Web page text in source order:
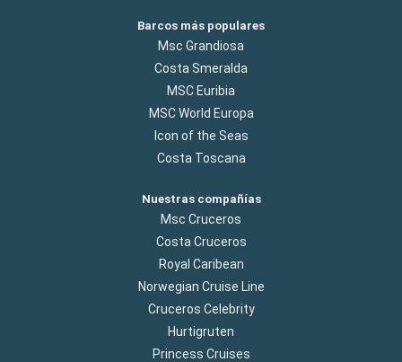
Barcos más populares
Msc Grandiosa
Costa Smeralda
MSC Euribia
MSC World Europa
Icon of the Seas
Costa Toscana
Nuestras compañías
Msc Cruceros
Costa Cruceros
Royal Caribean
Norwegian Cruise Line
Cruceros Celebrity
Hurtigruten
Princess Cruises